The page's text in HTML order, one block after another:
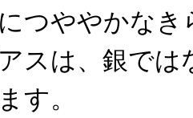
つややかなき
スは、銀では
す。